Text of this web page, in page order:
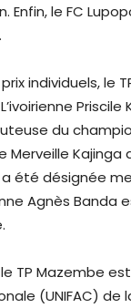
Enfin, le FC
individuels, le
Priscile
du
Merveille Kajinga
été désignée
Agnès Banda
TP Mazembe
(UNIFAC) de